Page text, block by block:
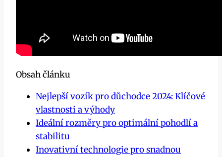
Obsah článku
Nejlepší vozík pro důchodce 2024: Klíčové
vlastnosti a výhody
Ideální rozměry pro optimální pohodlí a
stabilitu
Inovativní technologie pro snadnou